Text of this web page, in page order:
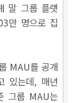
말 그룹 플랫
만 명으로 집
MAU를 공개
있는데, 매년
그룹 MAU는